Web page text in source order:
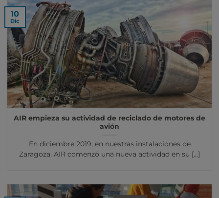
AIR empieza su actividad de reciclado de motores de
avión
En diciembre 2019, en nuestras instalaciones de
Zaragoza, AIR comenzó una nueva actividad en su [...]
10
Dic